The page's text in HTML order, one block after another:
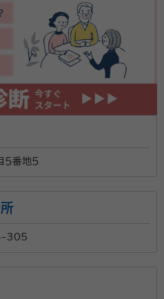
協議書の作成など、相続に
ポートさせて頂いておりま
国庫帰属制度の普及にも積
番地５
305